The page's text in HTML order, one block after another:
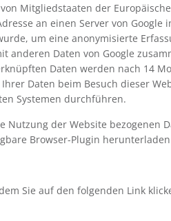
Mitgliedstaaten der
an einen Server von
um eine anonymisierte
Daten von Google
Daten werden nach 14
Daten beim Besuch dieser
Systemen durchführen.
der Website bezogenen
Browser-Plugin
Sie auf den folgenden Link